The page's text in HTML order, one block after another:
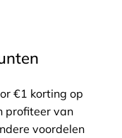
€1 korting op
profiteer van
voordelen